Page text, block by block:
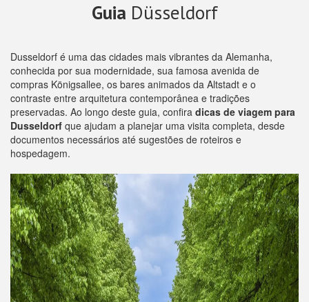
Guia Düsseldorf
Dusseldorf é uma das cidades mais vibrantes da Alemanha,
conhecida por sua modernidade, sua famosa avenida de
compras Königsallee, os bares animados da Altstadt e o
contraste entre arquitetura contemporânea e tradições
preservadas. Ao longo deste guia, confira dicas de viagem para
Dusseldorf que ajudam a planejar uma visita completa, desde
documentos necessários até sugestões de roteiros e
hospedagem.